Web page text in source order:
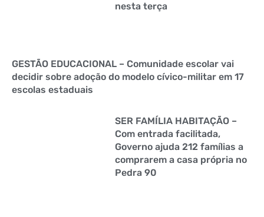
nesta terça
GESTÃO EDUCACIONAL – Comunidade escolar vai
decidir sobre adoção do modelo cívico-militar em 17
escolas estaduais
SER FAMÍLIA HABITAÇÃO –
Com entrada facilitada,
Governo ajuda 212 famílias a
comprarem a casa própria no
Pedra 90